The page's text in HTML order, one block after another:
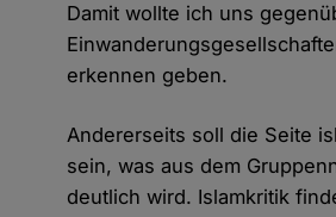
Damit wollte ich uns
erkennen geben.
Andererseits soll die Seite
sein, was aus dem
deutlich wird. Islamkritik